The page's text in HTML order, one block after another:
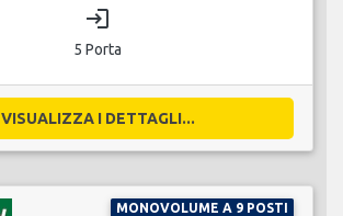
login
5 Porta
VISUALIZZA I DETTAGLI...
MONOVOLUME A 9 POSTI